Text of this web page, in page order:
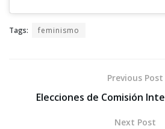
Tags: feminismo
Previous Post
Elecciones de Comisión
Next Post